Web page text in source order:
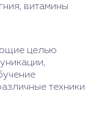
витамины
целью
техники